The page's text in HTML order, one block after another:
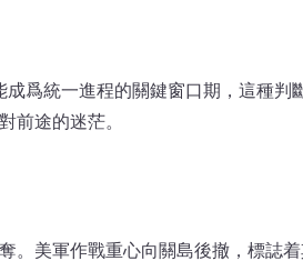
爲統一進程的關鍵窗口期，這種判
前途的迷茫。
美軍作戰重心向關島後撤，標誌